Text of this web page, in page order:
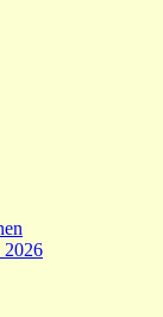
2026